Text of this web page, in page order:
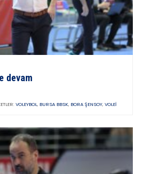
devam
VOLEYBOL, BURSA BBSK, BORA ŞENSOY, VOLEI